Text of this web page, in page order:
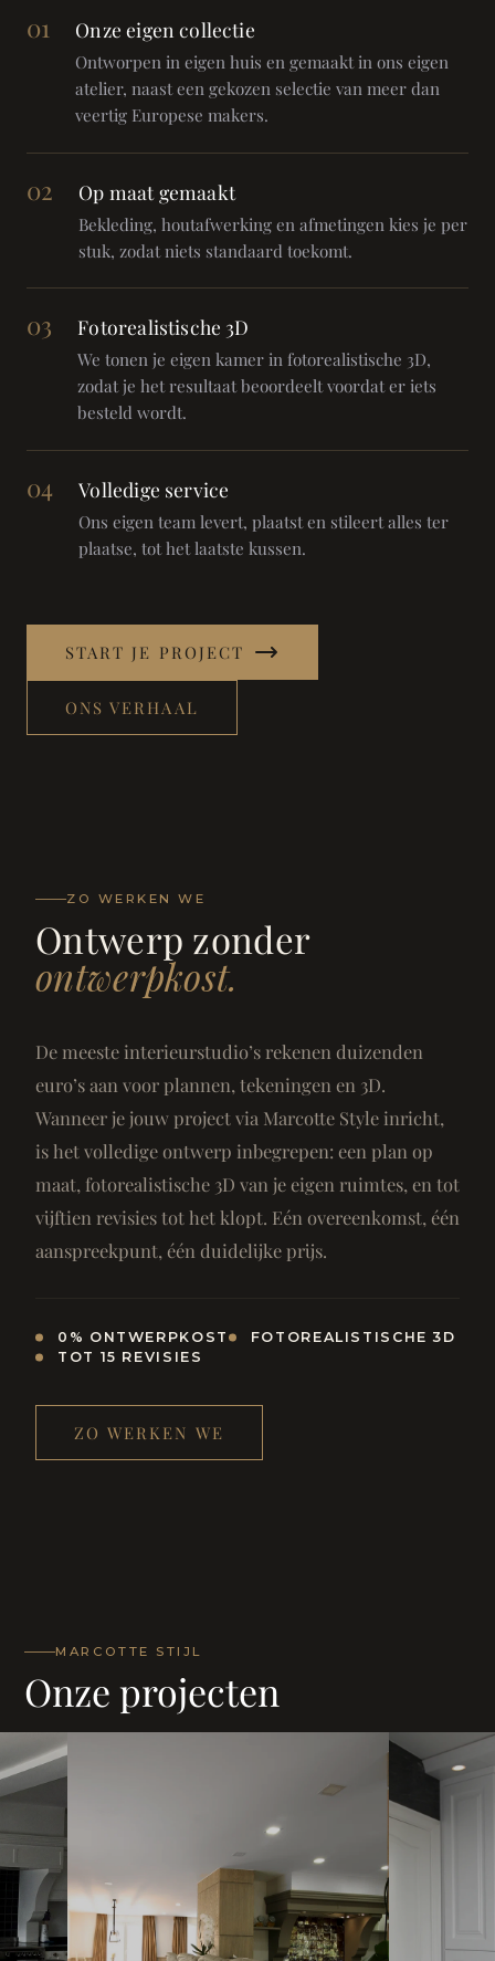
01 Onze eigen collectie
Ontworpen in eigen huis en gemaakt in ons eigen
atelier, naast een gekozen selectie van meer dan
veertig Europese makers.
02 Op maat gemaakt
Bekleding, houtafwerking en afmetingen kies je per
stuk, zodat niets standaard toekomt.
03 Fotorealistische 3D
We tonen je eigen kamer in fotorealistische 3D,
zodat je het resultaat beoordeelt voordat er iets
besteld wordt.
04 Volledige service
Ons eigen team levert, plaatst en stileert alles ter
plaatse, tot het laatste kussen.
START JE PROJECT
ONS VERHAAL
ZO WERKEN WE
Ontwerp zonder
ontwerpkost.
De meeste interieurstudio’s rekenen duizenden
euro’s aan voor plannen, tekeningen en 3D.
Wanneer je jouw project via Marcotte Style inricht,
is het volledige ontwerp inbegrepen: een plan op
maat, fotorealistische 3D van je eigen ruimtes, en tot
vijftien revisies tot het klopt. Eén overeenkomst, één
aanspreekpunt, één duidelijke prijs.
0% ONTWERPKOST
FOTOREALISTISCHE 3D
TOT 15 REVISIES
ZO WERKEN WE
MARCOTTE STIJL
Onze projecten